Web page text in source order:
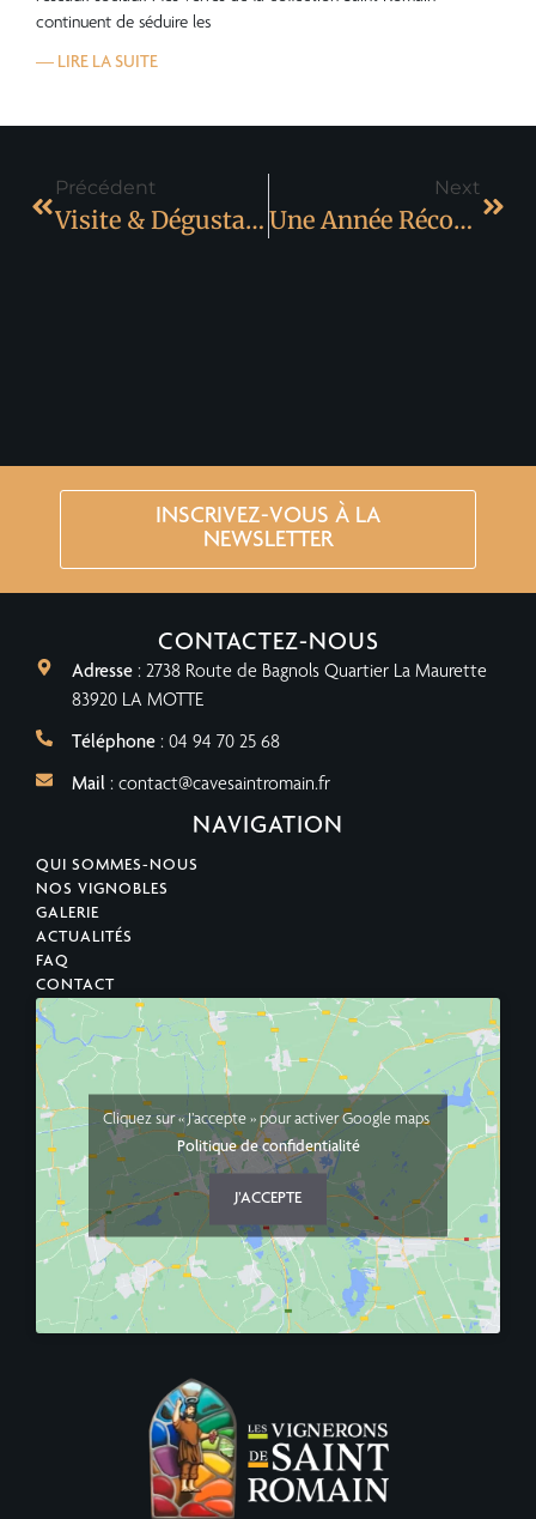
continuent de séduire les
— LIRE LA SUITE
Précédent
Visite & Dégustation Été 2026 Aux Vignerons De Saint Romain
Next
Une Année Récompensée Pour Les Vignerons De Saint Romain
INSCRIVEZ-VOUS À LA
NEWSLETTER
CONTACTEZ-NOUS
Adresse : 2738 Route de Bagnols Quartier La Maurette
83920 LA MOTTE
Téléphone : 04 94 70 25 68
Mail : contact@cavesaintromain.fr
NAVIGATION
QUI SOMMES-NOUS
NOS VIGNOBLES
GALERIE
ACTUALITÉS
FAQ
CONTACT
Cliquez sur « J’accepte » pour activer Google maps
Politique de confidentialité
J’ACCEPTE